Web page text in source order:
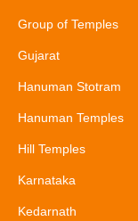
Group of Temples
Gujarat
Hanuman Stotram
Hanuman Temples
Hill Temples
Karnataka
Kedarnath